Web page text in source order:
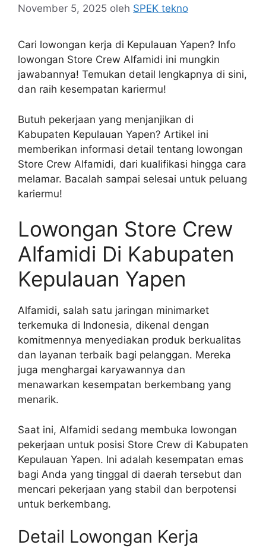
November 5, 2025 oleh SPEK tekno
Cari lowongan kerja di Kepulauan Yapen? Info
lowongan Store Crew Alfamidi ini mungkin
jawabannya! Temukan detail lengkapnya di sini,
dan raih kesempatan kariermu!
Butuh pekerjaan yang menjanjikan di
Kabupaten Kepulauan Yapen? Artikel ini
memberikan informasi detail tentang lowongan
Store Crew Alfamidi, dari kualifikasi hingga cara
melamar. Bacalah sampai selesai untuk peluang
kariermu!
Lowongan Store Crew
Alfamidi Di Kabupaten
Kepulauan Yapen
Alfamidi, salah satu jaringan minimarket
terkemuka di Indonesia, dikenal dengan
komitmennya menyediakan produk berkualitas
dan layanan terbaik bagi pelanggan. Mereka
juga menghargai karyawannya dan
menawarkan kesempatan berkembang yang
menarik.
Saat ini, Alfamidi sedang membuka lowongan
pekerjaan untuk posisi Store Crew di Kabupaten
Kepulauan Yapen. Ini adalah kesempatan emas
bagi Anda yang tinggal di daerah tersebut dan
mencari pekerjaan yang stabil dan berpotensi
untuk berkembang.
Detail Lowongan Kerja